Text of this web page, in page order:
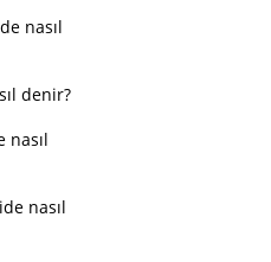
nasıl
denir?
nasıl
nasıl